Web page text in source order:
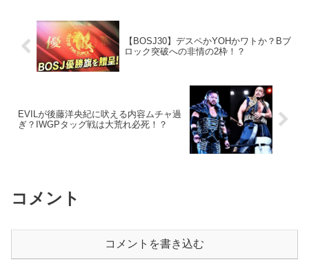
【BOSJ30】デスペかYOHかワトか？Bブ
ロック突破への非情の2枠！？
EVILが後藤洋央紀に吠える内容ムチャ過
ぎ？IWGPタッグ戦は大荒れ必死！？
コメント
コメントを書き込む